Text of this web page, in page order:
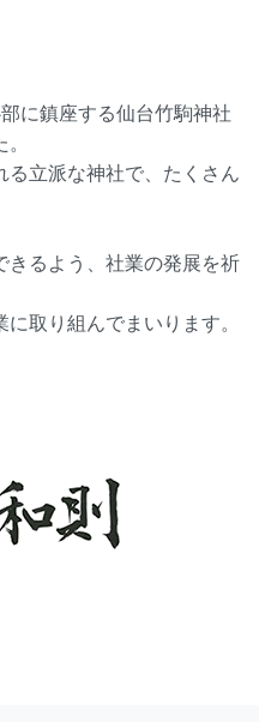
に鎮座する仙台竹駒神社
る立派な神社で、たくさん
るよう、社業の発展を祈
取り組んでまいります。